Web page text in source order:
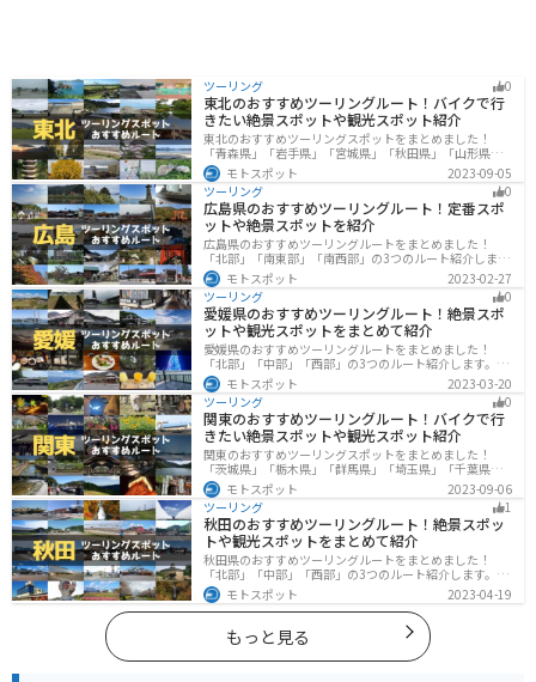
ツーリング 0
東北のおすすめツーリングルート！バイクで行
きたい絶景スポットや観光スポット紹介
東北のおすすめツーリングスポットをまとめました！
「青森県」「岩手県」「宮城県」「秋田県」「山形県」
「福島県」の各県の観光地紹介します。自然豊かな山々
や湖、温泉地が点在し、四季折々の景色を楽しめるスポ
ットが多数あります。バイクで東北にツーリングに行く
際は参考にしてください。
モトスポット
2023-09-05
ツーリング
0
広島県のおすすめツーリングルート！定番スポ
ットや絶景スポットを紹介
広島県のおすすめツーリングルートをまとめました！
「北部」「南東部」「南西部」の3つのルート紹介しま
す。自然豊かな山と海だけでなく、歴史的価値のある建
造物も多数あるので、飽きることなくツーリングを堪能
できます。バイクで広島県にツーリングに行く際は参考
にしてください。
モトスポット
2023-02-27
ツーリング
0
愛媛県のおすすめツーリングルート！絶景スポ
ットや観光スポットをまとめて紹介
愛媛県のおすすめツーリングルートをまとめました！
「北部」「中部」「西部」の3つのルート紹介します。山
や海といった自然だけでなく、気軽に渡れる島もあり
様々な楽しみ方ができます。バイクで愛媛県にツーリン
グに行く際は参考にしてください。
モトスポット
2023-03-20
ツーリング
0
関東のおすすめツーリングルート！バイクで行
きたい絶景スポットや観光スポット紹介
関東のおすすめツーリングスポットをまとめました！
「茨城県」「栃木県」「群馬県」「埼玉県」「千葉県」
「東京都」「神奈川県」の各県の観光地紹介します。自
然豊かな山々や湖、温泉地が点在し、四季折々の景色を
楽しめるスポットが多数あります。バイクで関東にツー
リングに行く際は参考にしてください。
モトスポット
2023-09-06
ツーリング
1
秋田のおすすめツーリングルート！絶景スポッ
トや観光スポットをまとめて紹介
秋田県のおすすめツーリングルートをまとめました！
「北部」「中部」「西部」の3つのルート紹介します。自
然豊かな山々や湖、温泉地が点在し、四季折々の景色を
楽しめるスポットが多数あります。バイクで秋田県にツ
ーリングに行く際は参考にしてください。
モトスポット 2023-04-19
もっと見る